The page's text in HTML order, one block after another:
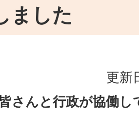
ました
更新
さんと行政が協働し